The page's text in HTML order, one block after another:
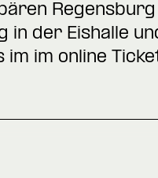
Regensburg
in der Eishalle
im im online